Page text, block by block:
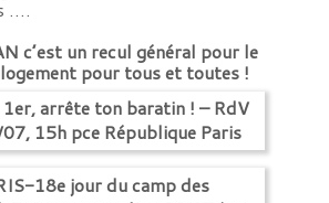
….
c’est un recul général pour le
pour tous et toutes !
1er, arrête ton baratin ! – RdV
15h pce République Paris
18e jour du camp des